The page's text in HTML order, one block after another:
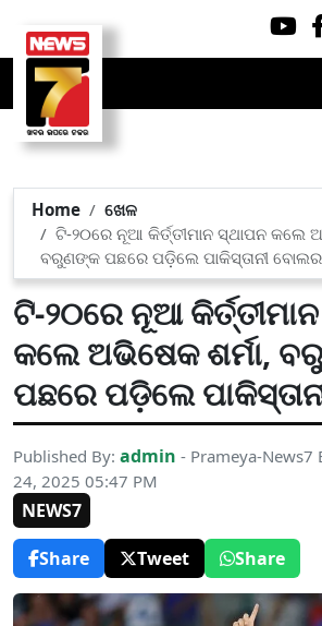
Home
ଖେଳ
ଟି-୨୦ରେ ନୂଆ କିର୍ତ୍ତୀମାନ ସ୍ଥାପନ କଲେ
ବରୁଣଙ୍କ ପଛରେ ପଡ଼ିଲେ ପାକିସ୍ତାନୀ ବୋଲର
ଟି-୨୦ରେ ନୂଆ
କଲେ ଅଭିଷେକ ଶର୍ମା,
ପଛରେ ପଡ଼ିଲେ
Published By: admin - Prameya-
24, 2025 05:47 PM
NEWS7
Share
Tweet Share